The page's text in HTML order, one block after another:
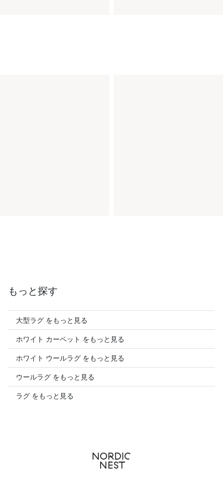
もっと探す
大型ラグ をもっと見る
ホワイト カーペット をもっと見る
ホワイト ウールラグ をもっと見る
ウールラグ をもっと見る
ラグ をもっと見る